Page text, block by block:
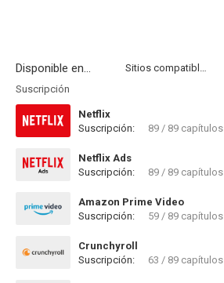
Disponible en...
Sitios compatibles
Suscripción
Netflix
Suscripción:
89 / 89 capítulos
Netflix Ads
Suscripción:
89 / 89 capítulos
Amazon Prime Video
Suscripción:
59 / 89 capítulos
Crunchyroll
Suscripción:
63 / 89 capítulos